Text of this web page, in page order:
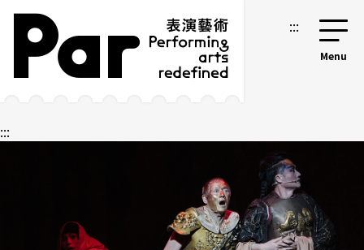
跳到主要内容区块
网站导览 :::
:::